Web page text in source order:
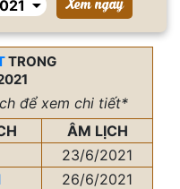
TRONG
để xem chi tiết*
ÂM LỊCH
23/6/2021
26/6/2021